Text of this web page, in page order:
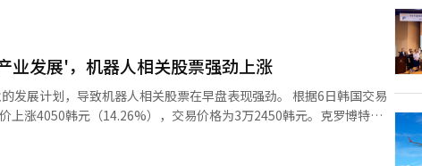
业发展'，机器人相关股票强劲上涨
，导致机器人相关股票在早盘表现强劲。 根据6日韩国交易
上涨4050韩元（14.26%），交易价格为3万2450韩元。克罗博特是